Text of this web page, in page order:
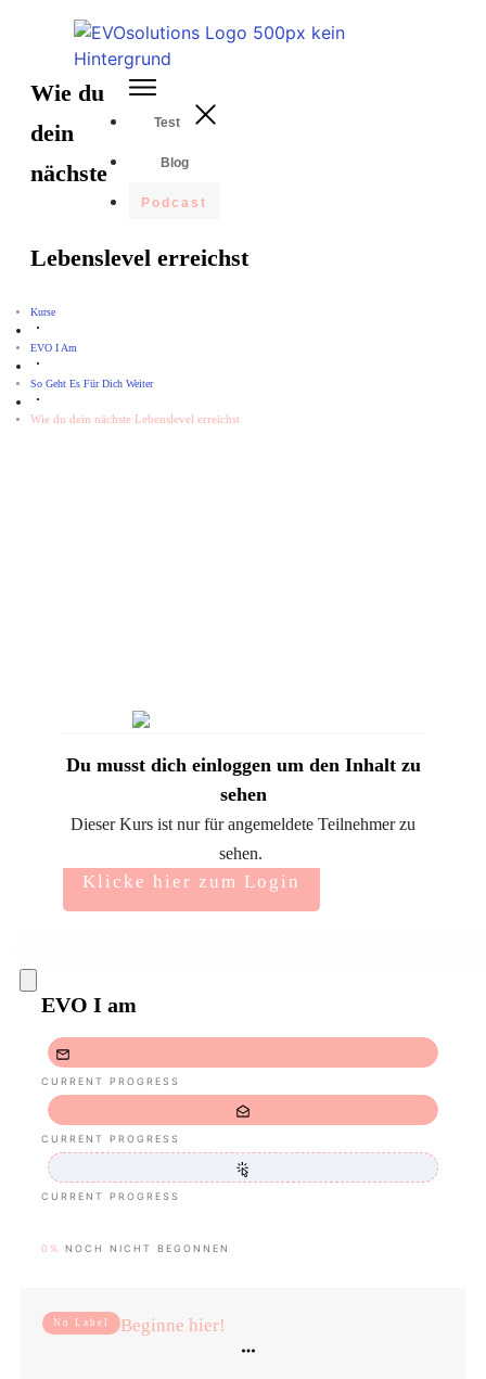
Test
Blog
Podcast
Wie du
dein
nächste
Lebenslevel erreichst
Kurse
EVO I Am
So Geht Es Für Dich Weiter
Wie du dein nächste Lebenslevel erreichst
Du musst dich einloggen um den Inhalt zu
sehen
Dieser Kurs ist nur für angemeldete Teilnehmer zu
sehen.
Klicke hier zum Login
EVO I am
CURRENT PROGRESS
CURRENT PROGRESS
CURRENT PROGRESS
0% NOCH NICHT BEGONNEN
No Label Beginne hier!